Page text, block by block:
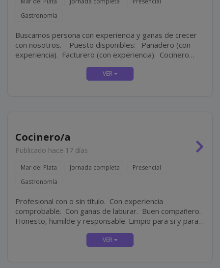
Gastronomía
Buscamos persona con experiencia y ganas de crecer
con nosotros. Puesto disponibles: Panadero (con
experiencia). Facturero (con experiencia). Cocinero
Cocinero/a
Publicado hace 17 días
Mar del Plata Jornada completa
Presencial
Gastronomía
Profesional con o sin título. Con experiencia
comprobable. Con ganas de laburar. Buen compañero.
Honesto, humilde y responsable. Limpio para si y para